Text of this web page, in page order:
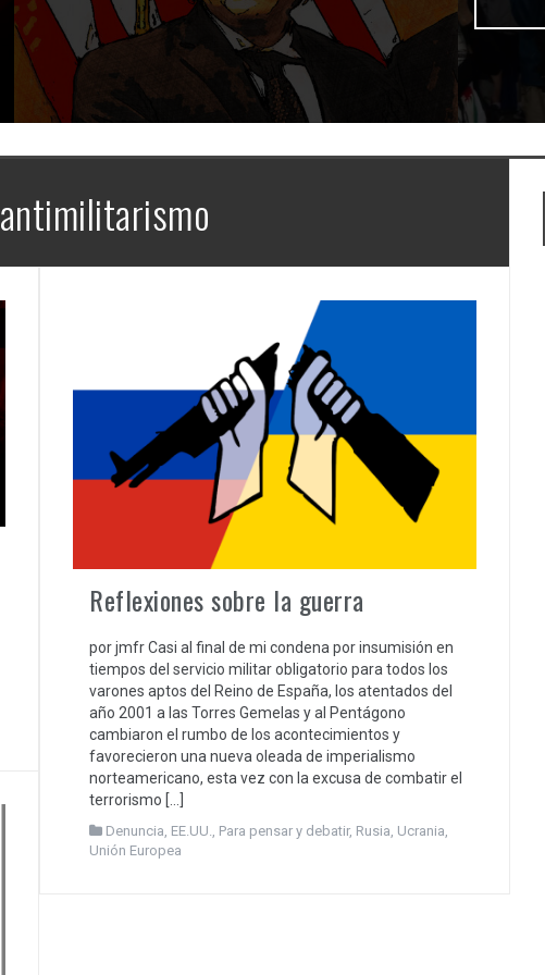
antimilitarismo
Reflexiones sobre la guerra
por jmfr Casi al final de mi condena por insumisión en
tiempos del servicio militar obligatorio para todos los
varones aptos del Reino de España, los atentados del
año 2001 a las Torres Gemelas y al Pentágono
cambiaron el rumbo de los acontecimientos y
favorecieron una nueva oleada de imperialismo
norteamericano, esta vez con la excusa de combatir el
terrorismo […]
Denuncia EE.UU. Para pensar y debatir, Rusia Ucrania
Unión Europea